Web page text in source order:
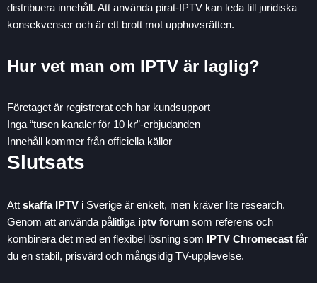
distribuera innehåll. Att använda pirat-IPTV kan leda till juridiska
konsekvenser och är ett brott mot upphovsrätten.
Hur vet man om IPTV är laglig?
Företaget är registrerat och har kundsupport
Inga “tusen kanaler för 10 kr”-erbjudanden
Innehåll kommer från officiella källor
Slutsats
Att skaffa IPTV i Sverige är enkelt, men kräver lite research.
Genom att använda pålitliga iptv forum som referens och
kombinera det med en flexibel lösning som IPTV Chromecast får
du en stabil, prisvärd och mångsidig TV-upplevelse.